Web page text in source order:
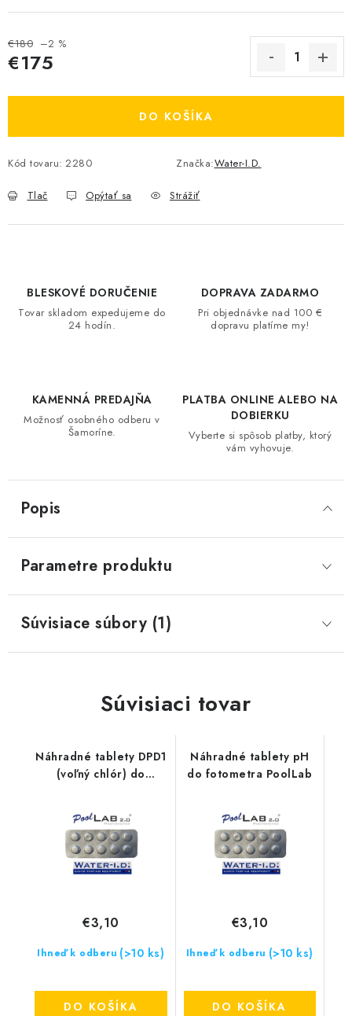
€180 –2 %
€175
DO KOŠÍKA
Kód tovaru: 2280 Značka:Water-I.D.
Tlač Opýtať sa Strážiť
BLESKOVÉ DORUČENIE
Tovar skladom expedujeme do
24 hodín.
DOPRAVA ZADARMO
Pri objednávke nad 100 €
dopravu platíme my!
KAMENNÁ PREDAJŇA
Možnosť osobného odberu v
Šamoríne.
PLATBA ONLINE ALEBO NA
DOBIERKU
Vyberte si spôsob platby, ktorý
vám vyhovuje.
Popis
Parametre produktu
Súvisiace súbory (1)
Súvisiaci tovar
Náhradné tablety DPD1
(voľný chlór) do
Ihneď k odberu (>10 ks)
€3,10
DO KOŠÍKA
Náhradné tablety pH
do fotometra PoolLab
Ihneď k odberu (>10 ks)
€3,10
DO KOŠÍKA